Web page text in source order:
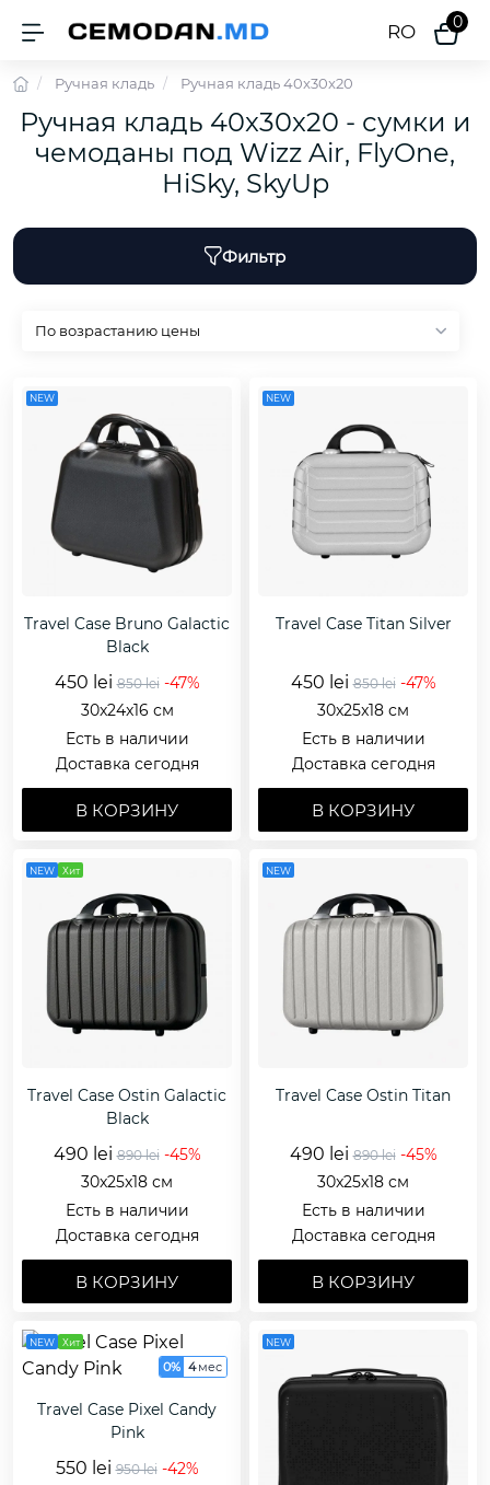
RO 0
Ручная кладь Ручная кладь 40x30x20
Ручная кладь 40x30x20 - сумки и
чемоданы под Wizz Air, FlyOne,
HiSky, SkyUp
Фильтр
NEW
Travel Case Bruno Galactic
Black
450 lei 850 lei -47%
30x24x16 см
Есть в наличии
Доставка сегодня
В КОРЗИНУ
NEW
Travel Case Titan Silver
450 lei 850 lei -47%
30x25x18 см
Есть в наличии
Доставка сегодня
В КОРЗИНУ
NEW Хит
Travel Case Ostin Galactic
Black
490 lei 890 lei -45%
30x25x18 см
Есть в наличии
Доставка сегодня
В КОРЗИНУ
NEW
Travel Case Ostin Titan
490 lei 890 lei -45%
30x25x18 см
Есть в наличии
Доставка сегодня
В КОРЗИНУ
NEW Хит
0% 4 мес
Travel Case Pixel Candy
Pink
550 lei 950 lei -42%
NEW